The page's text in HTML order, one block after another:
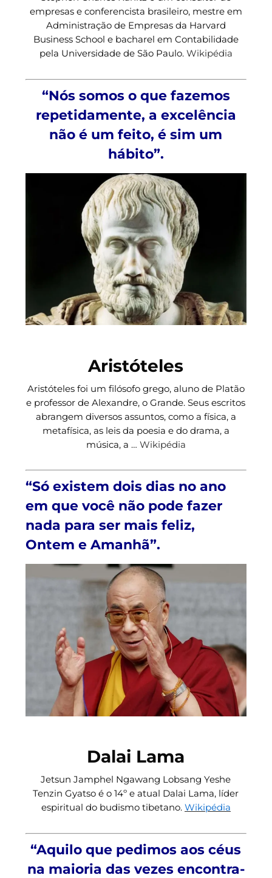
empresas e conferencista brasileiro, mestre em
Administração de Empresas da Harvard
Business School e bacharel em Contabilidade
pela Universidade de São Paulo. Wikipédia
“Nós somos o que fazemos
repetidamente, a excelência
não é um feito, é sim um
hábito”.
Aristóteles
Aristóteles foi um filósofo grego, aluno de Platão
e professor de Alexandre, o Grande. Seus escritos
abrangem diversos assuntos, como a física, a
metafísica, as leis da poesia e do drama, a
música, a … Wikipédia
“Só existem dois dias no ano
em que você não pode fazer
nada para ser mais feliz,
Ontem e Amanhã”.
Dalai Lama
Jetsun Jamphel Ngawang Lobsang Yeshe
Tenzin Gyatso é o 14º e atual Dalai Lama, líder
espiritual do budismo tibetano. Wikipédia
“Aquilo que pedimos aos céus
na maioria das vezes encontra-